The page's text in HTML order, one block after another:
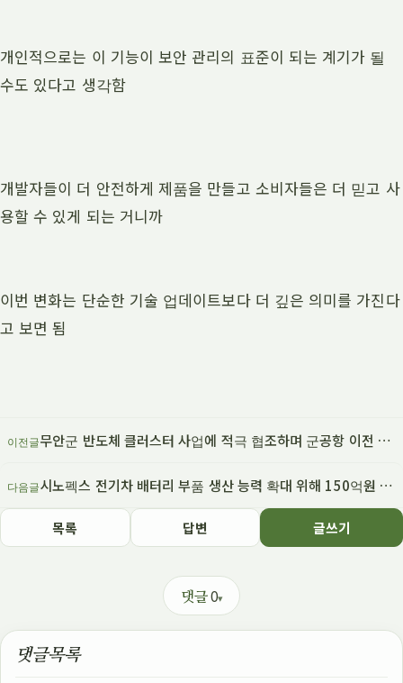
개인적으로는 이 기능이 보안 관리의 표준이 되는 계기가 될
수도 있다고 생각함
개발자들이 더 안전하게 제품을 만들고 소비자들은 더 믿고 사
용할 수 있게 되는 거니까
이번 변화는 단순한 기술 업데이트보다 더 깊은 의미를 가진다
고 보면 됨
이전글 무안군 반도체 클러스터 사업에 적극 협조하며 군공항 이전 문제 풀리나
다음글 시노펙스 전기차 배터리 부품 생산 능력 확대 위해 150억원 투자
목록 답변 글쓰기
댓글0
댓글목록